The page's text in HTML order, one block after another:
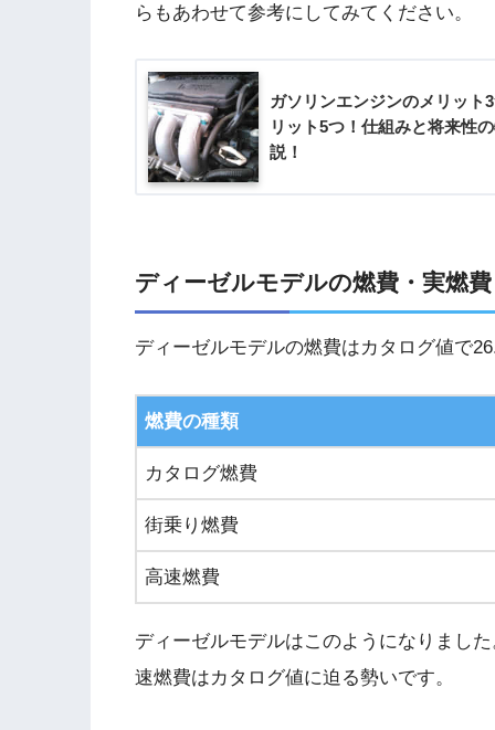
らもあわせて参考にしてみてください。
ガソリンエンジンのメリット
リット5つ！仕組みと将来性
説！
ディーゼルモデルの燃費・実燃費
ディーゼルモデルの燃費はカタログ値で
燃費の種類
カタログ燃費
街乗り燃費
高速燃費
ディーゼルモデルはこのようになりまし
速燃費はカタログ値に迫る勢いです。